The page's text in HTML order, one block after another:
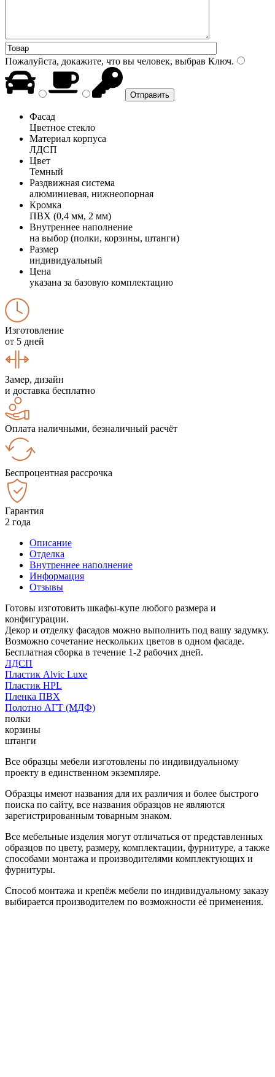
Пожалуйста, докажите, что вы человек, выбрав Ключ.
Фасад
Цветное стекло
Материал корпуса
ЛДСП
Цвет
Темный
Раздвижная система
алюминиевая, нижнеопорная
Кромка
ПВХ (0,4 мм, 2 мм)
Внутреннее наполнение
на выбор (полки, корзины, штанги)
Размер
индивидуальный
Цена
указана за базовую комплектацию
Изготовление
от 5 дней
Замер, дизайн
и доставка бесплатно
Оплата наличными, безналичный расчёт
Беспроцентная рассрочка
Гарантия
2 года
Описание
Отделка
Внутреннее наполнение
Информация
Отзывы
Готовы изготовить шкафы-купе любого размера и
конфигурации.
Декор и отделку фасадов можно выполнить под вашу задумку.
Возможно сочетание нескольких цветов в одном фасаде.
Бесплатная сборка в течение 1-2 рабочих дней.
ЛДСП
Пластик Alvic Luxe
Пластик HPL
Пленка ПВХ
Полотно АГТ (МДФ)
полки
корзины
штанги
Все образцы мебели изготовлены по индивидуальному
проекту в единственном экземпляре.
Образцы имеют названия для их различия и более быстрого
поиска по сайту, все названия образцов не являются
зарегистрированным товарным знаком.
Все мебельные изделия могут отличаться от представленных
образцов по цвету, размеру, комплектации, фурнитуре, а также
способами монтажа и производителями комплектующих и
фурнитуры.
Способ монтажа и крепёж мебели по индивидуальному заказу
выбирается производителем по возможности её применения.